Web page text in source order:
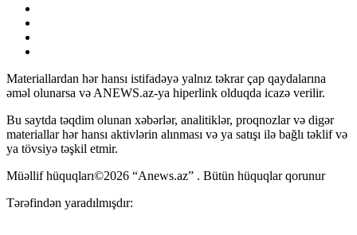
Materiallardan hər hansı istifadəyə yalnız təkrar çap qaydalarına
əməl olunarsa və ANEWS.az-ya hiperlink olduqda icazə verilir.
Bu saytda təqdim olunan xəbərlər, analitiklər, proqnozlar və digər
materiallar hər hansı aktivlərin alınması və ya satışı ilə bağlı təklif və
ya tövsiyə təşkil etmir.
Müəllif hüquqları©2026 “Anews.az” . Bütün hüquqlar qorunur
Tərəfindən yaradılmışdır: